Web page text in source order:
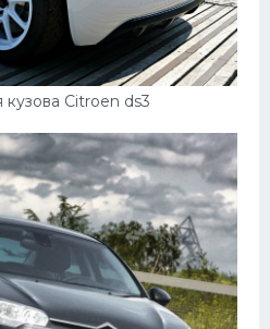
Citroen ds3